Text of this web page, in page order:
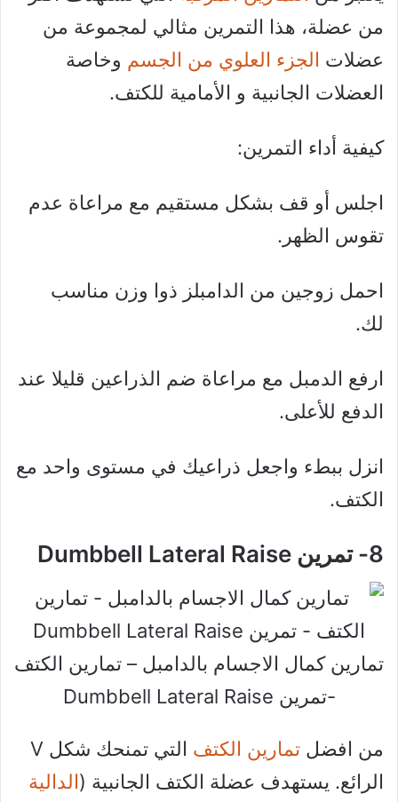
من عضلة، هذا التمرين مثالي لمجموعة من
عضلات الجزء العلوي من الجسم وخاصة
العضلات الجانبية و الأمامية للكتف.
كيفية أداء التمرين:
اجلس أو قف بشكل مستقيم مع مراعاة عدم
تقوس الظهر.
احمل زوجين من الدامبلز ذوا وزن مناسب
لك.
ارفع الدمبل مع مراعاة ضم الذراعين قليلا عند
الدفع للأعلى.
انزل ببطء واجعل ذراعيك في مستوى واحد مع
الكتف.
8- تمرين Dumbbell Lateral Raise
تمارين كمال الاجسام بالدامبل – تمارين الكتف
-تمرين Dumbbell Lateral Raise
من افضل تمارين الكتف
التي تمنحك شكل V
الرائع. يستهدف عضلة الكتف الجانبية (الدالية